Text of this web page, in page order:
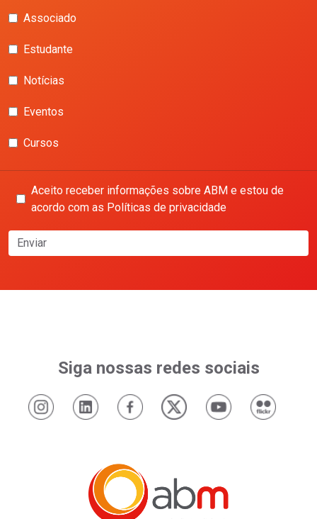
Associado
Estudante
Notícias
Eventos
Cursos
Aceito receber informações sobre ABM e estou de
acordo com as Políticas de privacidade
Enviar
Siga nossas redes sociais